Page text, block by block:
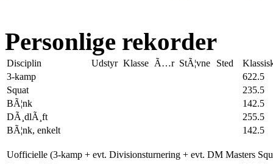
Personlige rekorder
Disciplin Udstyr Klasse Ã…r StÃ¦vne Sted
3-kamp
622.5
Squat
235.5
BÃ¦nk
142.5
DÃ¸dlÃ¸ft
255.5
BÃ¦nk, enkelt
142.5
Uofficielle (3-kamp + evt. Divisionsturnering + evt. DM Masters